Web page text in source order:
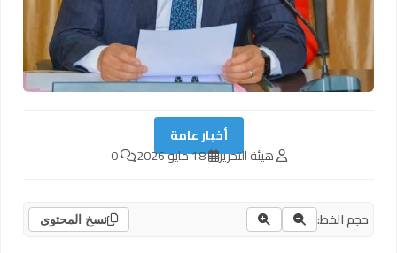
أخبار عامة
هيئة التحرير 18 مايو 2026 0
حجم الخط: نسخ المحتوى